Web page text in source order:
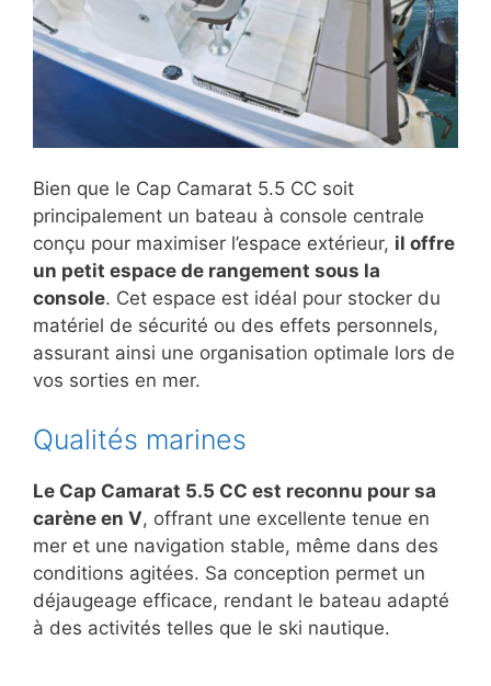
Bien que le Cap Camarat 5.5 CC soit
principalement un bateau à console centrale
conçu pour maximiser l’espace extérieur, il offre
un petit espace de rangement sous la
console. Cet espace est idéal pour stocker du
matériel de sécurité ou des effets personnels,
assurant ainsi une organisation optimale lors de
vos sorties en mer.
Qualités marines
Le Cap Camarat 5.5 CC est reconnu pour sa
carène en V, offrant une excellente tenue en
mer et une navigation stable, même dans des
conditions agitées. Sa conception permet un
déjaugeage efficace, rendant le bateau adapté
à des activités telles que le ski nautique.